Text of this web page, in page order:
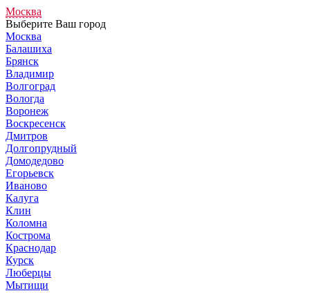
Москва
Выберите Ваш город
Москва
Балашиха
Брянск
Владимир
Волгоград
Вологда
Воронеж
Воскресенск
Дмитров
Долгопрудный
Домодедово
Егорьевск
Иваново
Калуга
Клин
Коломна
Кострома
Краснодар
Курск
Люберцы
Мытищи